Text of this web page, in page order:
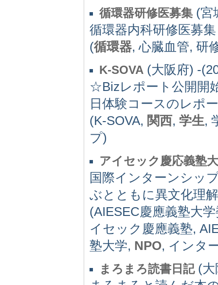
循環器研修医募集 (宮
循環器内科研修医募集
(循環器, 心臓血管, 研
K-SOVA (大阪府) -
☆Bizレポート公開開
日体験コースのレポ
(K-SOVA, 関西, 学生,
プ)
アイセック慶応義塾
国際インターンシッ
ぶとともに異文化理
(AIESEC慶應義塾大
イセック慶應義塾,
塾大学, NPO, インタ
まろまろ読書日記(大